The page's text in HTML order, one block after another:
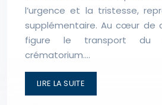
l’urgence et la tristesse,
supplémentaire. Au cœur de
figure le transport du
crématorium….
LIRE LA SUITE